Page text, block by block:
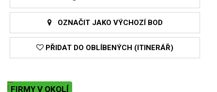
OZNAČIT JAKO VÝCHOZÍ BOD
PŘIDAT DO OBLÍBENÝCH (ITINERÁŘ)
FIRMY V OKOLÍ